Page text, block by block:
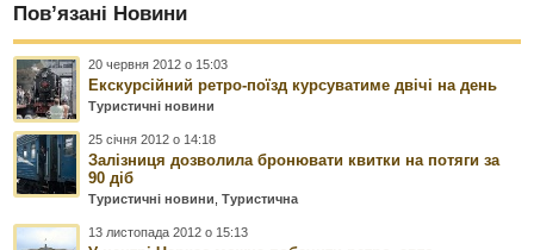
Пов’язані Новини
20 червня 2012 о 15:03
Екскурсійний ретро-поїзд курсуватиме двічі на день
Туристичні новини
25 січня 2012 о 14:18
Залізниця дозволила бронювати квитки на потяги за
90 діб
Туристичні новини ,Туристична
13 листопада 2012 о 15:13